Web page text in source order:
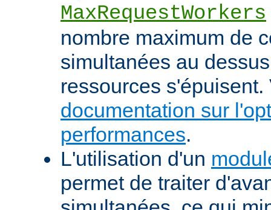
MaxRequestWorkers
nombre maximum de
simultanées au
ressources s'épuisent.
documentation sur
performances.
L'utilisation d'un
permet de traiter